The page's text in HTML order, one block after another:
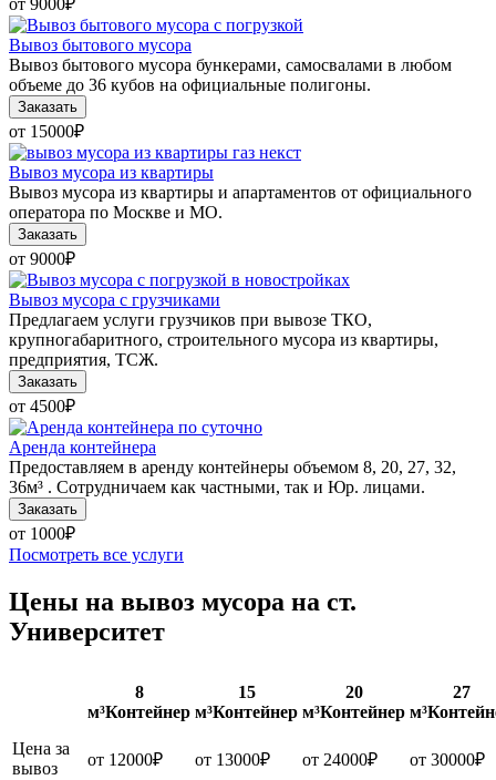
Вывоз бытового мусора
Вывоз бытового мусора бункерами, самосвалами в любом
объеме до 36 кубов на официальные полигоны.
Заказать
от 15000₽
Вывоз мусора из квартиры
Вывоз мусора из квартиры и апартаментов от официального
оператора по Москве и МО.
Заказать
от 9000₽
Вывоз мусора с грузчиками
Предлагаем услуги грузчиков при вывозе ТКО,
крупногабаритного, строительного мусора из квартиры,
предприятия, ТСЖ.
Заказать
от 4500₽
Аренда контейнера
Предоставляем в аренду контейнеры объемом 8, 20, 27, 32,
36м³ . Сотрудничаем как частными, так и Юр. лицами.
Заказать
от 1000₽
Посмотреть все услуги
Цены на вывоз мусора на ст.
Университет
8
м³Контейнер
15
м³Контейнер
20
м³Контейнер
27
м³
Цена за
вывоз
от 12000₽ от 13000₽ от 24000₽ от 30000₽